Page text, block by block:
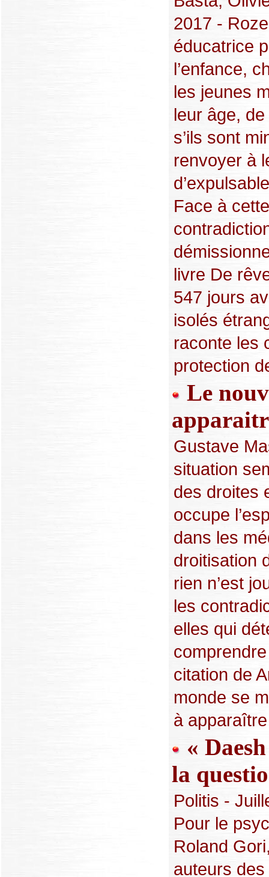
2017 -
éducatrice
l’enfance,
les jeunes
leur âge, de
s’ils sont
renvoyer à
Face à
livre De
547 jours
isolés
raconte les
protection
Le
Gustave
situation
des droites
occupe
dans les
droitisation
rien n’est
les
elles qui
citation de
monde se
à
«
la
Politis -
Pour le
Roland
auteurs